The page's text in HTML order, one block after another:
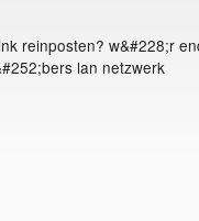
reinposten? w&#228;r
lan netzwerk